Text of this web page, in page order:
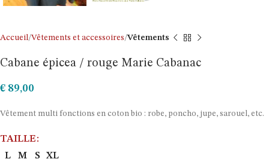
Accueil Vêtements et accessoires Vêtements
Cabane épicea / rouge Marie Cabanac
€ 89,00
Vêtement multi fonctions en coton bio : robe, poncho, jupe, sarouel, etc.
TAILLE
L
M S XL